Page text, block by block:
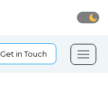
Get in Touch